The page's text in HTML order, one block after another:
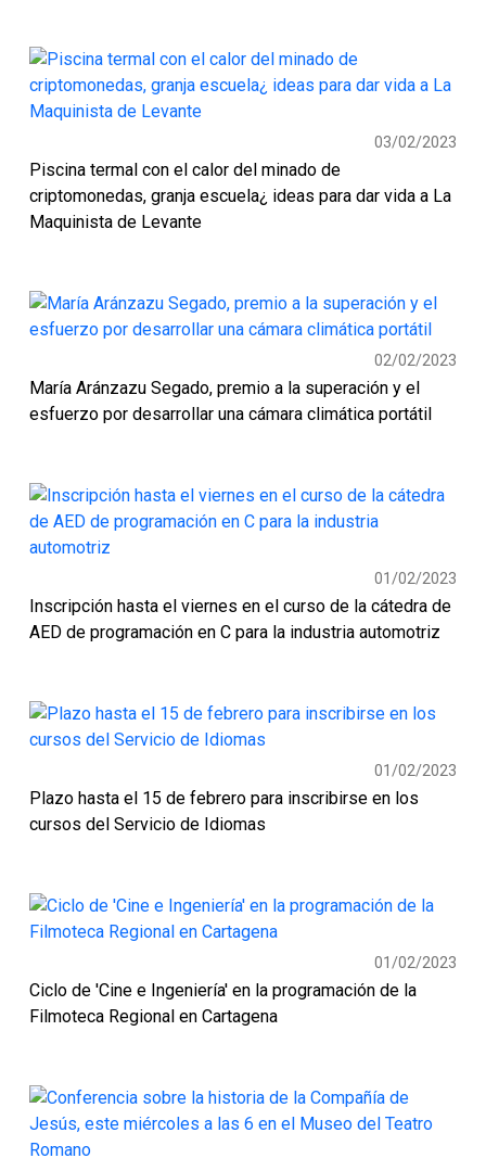
03/02/2023
Piscina termal con el calor del minado de
criptomonedas, granja escuela¿ ideas para dar vida a La
Maquinista de Levante
02/02/2023
María Aránzazu Segado, premio a la superación y el
esfuerzo por desarrollar una cámara climática portátil
01/02/2023
Inscripción hasta el viernes en el curso de la cátedra de
AED de programación en C para la industria automotriz
01/02/2023
Plazo hasta el 15 de febrero para inscribirse en los
cursos del Servicio de Idiomas
01/02/2023
Ciclo de 'Cine e Ingeniería' en la programación de la
Filmoteca Regional en Cartagena